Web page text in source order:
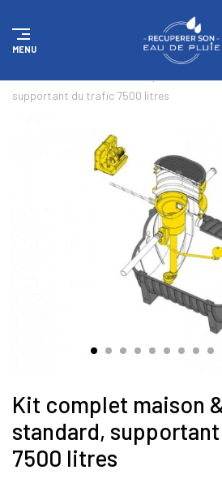
MENU
supportant du trafic 7500 litres
Kit complet maison
standard,
7500 litres